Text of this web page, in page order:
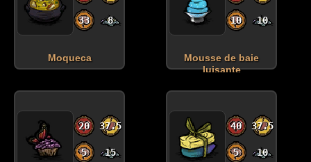
33 8
Moqueca
10 10
Mousse de baie
luisante
20 37.5
5 15
40 37.5
5 10